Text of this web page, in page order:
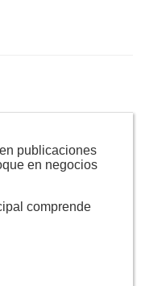
publicaciones
en negocios
comprende